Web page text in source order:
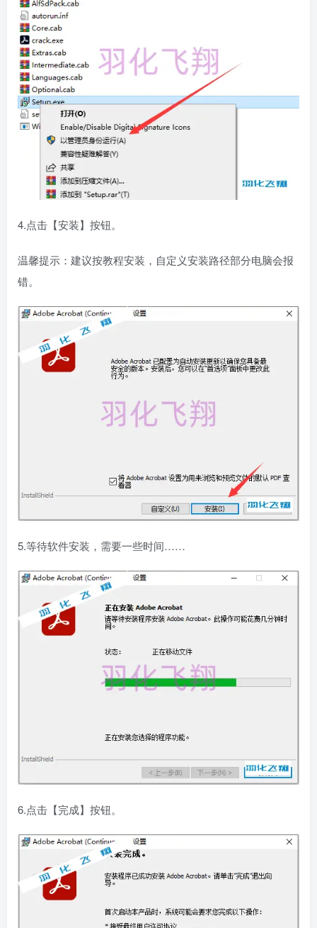
4.点击【安装】按钮。
温馨提示：建议按教程安装，自定义安装路径部分电脑会报
错。
5.等待软件安装，需要一些时间……
6.点击【完成】按钮。